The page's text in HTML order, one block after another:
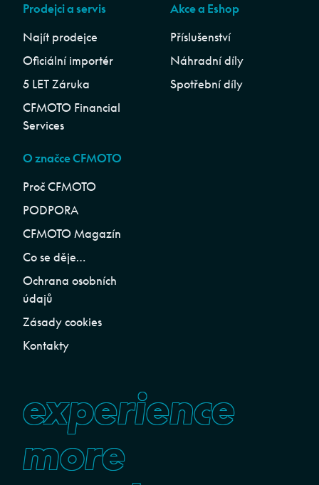
Prodejci a servis
Najít prodejce
Oficiální importér
5 LET Záruka
CFMOTO Financial
Services
Akce a Eshop
Příslušenství
Náhradní díly
Spotřební díly
O značce CFMOTO
Proč CFMOTO
PODPORA
CFMOTO Magazín
Co se děje…
Ochrana osobních
údajů
Zásady cookies
Kontakty
experience
more